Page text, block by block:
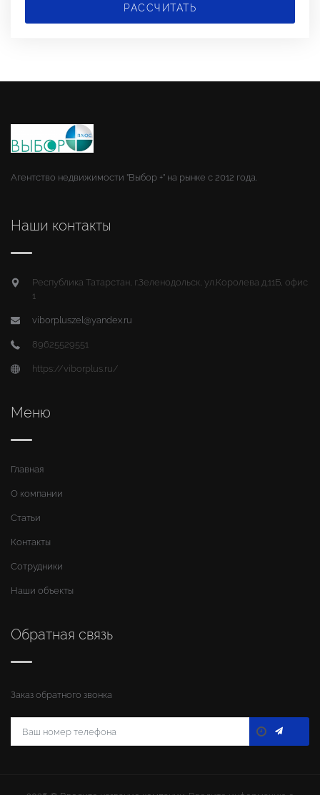
РАССЧИТАТЬ
Агентство недвижимости "Выбор +" на рынке с 2012 года.
Наши контакты
Республика Татарстан, г.Зеленодольск, ул.Королева д.11Б, офис
1
viborpluszel@yandex.ru
89625529551
https://viborplus.ru/
Меню
Главная
О компании
Статьи
Контакты
Сотрудники
Наши объекты
Обратная связь
Заказ обратного звонка